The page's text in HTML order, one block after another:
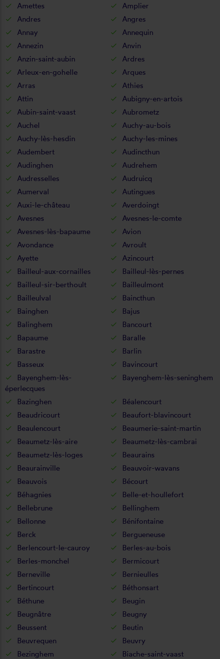
Amettes
Amplier
Andres
Angres
Annay
Annequin
Annezin
Anvin
Anzin-saint-aubin
Ardres
Arleux-en-gohelle
Arques
Arras
Athies
Attin
Aubigny-en-artois
Aubin-saint-vaast
Aubrometz
Auchel
Auchy-au-bois
Auchy-lès-hesdin
Auchy-les-mines
Audembert
Audincthun
Audinghen
Audrehem
Audresselles
Audruicq
Aumerval
Autingues
Auxi-le-château
Averdoingt
Avesnes
Avesnes-le-comte
Avesnes-lès-bapaume
Avion
Avondance
Avroult
Ayette
Azincourt
Bailleul-aux-cornailles
Bailleul-lès-pernes
Bailleul-sir-berthoult
Bailleulmont
Bailleulval
Baincthun
Bainghen
Bajus
Balinghem
Bancourt
Bapaume
Baralle
Barastre
Barlin
Basseux
Bavincourt
Bayenghem-lès-
éperlecques
Bayenghem-lès-seninghem
Bazinghen
Béalencourt
Beaudricourt
Beaufort-blavincourt
Beaulencourt
Beaumerie-saint-martin
Beaumetz-lès-aire
Beaumetz-lès-cambrai
Beaumetz-lès-loges
Beaurains
Beaurainville
Beauvoir-wavans
Beauvois
Bécourt
Béhagnies
Belle-et-houllefort
Bellebrune
Bellinghem
Bellonne
Bénifontaine
Berck
Bergueneuse
Berlencourt-le-cauroy
Berles-au-bois
Berles-monchel
Bermicourt
Berneville
Bernieulles
Bertincourt
Béthonsart
Béthune
Beugin
Beugnâtre
Beugny
Beussent
Beutin
Beuvrequen
Beuvry
Bezinghem
Biache-saint-vaast